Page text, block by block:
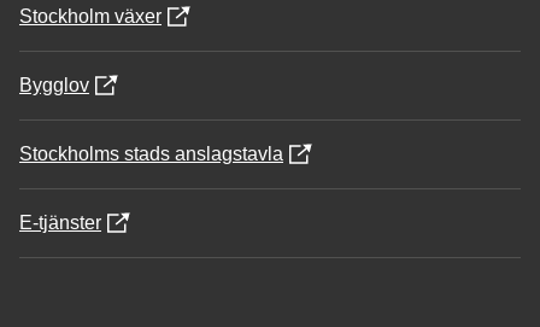
Stockholm växer
Bygglov
Stockholms stads anslagstavla
E-tjänster